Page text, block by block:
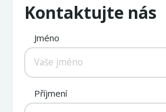
Kontaktujte nás
Jméno
Příjmení